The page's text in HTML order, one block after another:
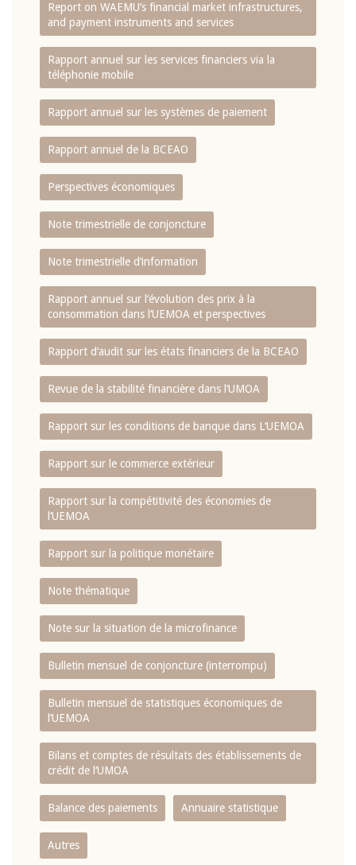
Report on WAEMU’s financial market infrastructures,
and payment instruments and services
Rapport annuel sur les services financiers via la
téléphonie mobile
Rapport annuel sur les systèmes de paiement
Rapport annuel de la BCEAO
Perspectives économiques
Note trimestrielle de conjoncture
Note trimestrielle d‘information
Rapport annuel sur l‘évolution des prix à la
consommation dans l‘UEMOA et perspectives
Rapport d‘audit sur les états financiers de la BCEAO
Revue de la stabilité financière dans l‘UMOA
Rapport sur les conditions de banque dans L‘UEMOA
Rapport sur le commerce extérieur
Rapport sur la compétitivité des économies de
l‘UEMOA
Rapport sur la politique monétaire
Note thématique
Note sur la situation de la microfinance
Bulletin mensuel de conjoncture (interrompu)
Bulletin mensuel de statistiques économiques de
l‘UEMOA
Bilans et comptes de résultats des établissements de
crédit de l‘UMOA
Balance des paiements Annuaire statistique
Autres